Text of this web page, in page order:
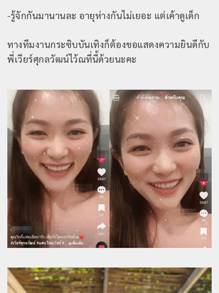
-รู้จักกันมานานละ อายุห่างกันไม่เยอะ แต่เค้าดูเด็ก
ทางทีมงานกระซิบบันเทิงก็ต้องขอแสดงความยินดีกับ
พี่เวียร์ศุกลวัฒน์ไว้ณที่นี้ด้วยนะคะ